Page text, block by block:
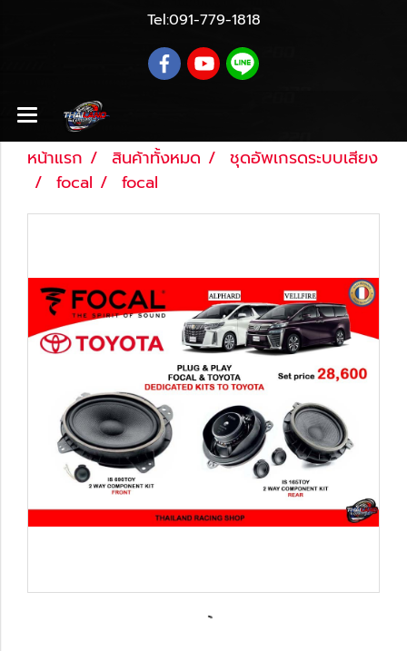
Tel:091-779-1818
หน้าแรก สินค้าทั้งหมด
ชุดอัพเกรดระบบเสียง
focal
focal